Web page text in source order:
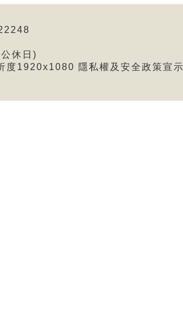
休日)
度1920x1080 隱私權及安全政策宣示